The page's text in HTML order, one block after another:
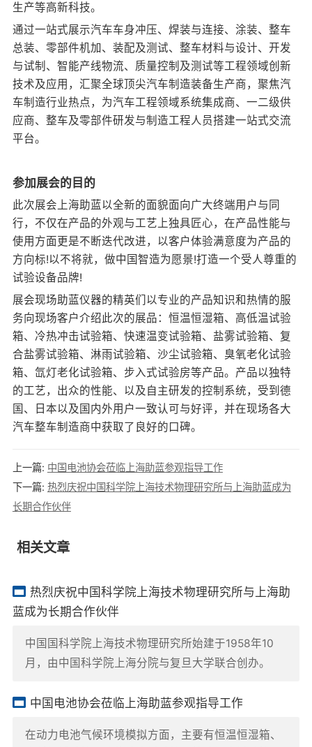
生产等高新科技。
通过一站式展示汽车车身冲压、焊装与连接、涂装、整车
总装、零部件机加、装配及测试、整车材料与设计、开发
与试制、智能产线物流、质量控制及测试等工程领域创新
技术及应用，汇聚全球顶尖汽车制造装备生产商，聚焦汽
车制造行业热点，为汽车工程领域系统集成商、一二级供
应商、整车及零部件研发与制造工程人员搭建一站式交流
平台。
参加展会的目的
此次展会上海助蓝以全新的面貌面向广大终端用户与同
行，不仅在产品的外观与工艺上独具匠心，在产品性能与
使用方面更是不断迭代改进，以客户体验满意度为产品的
方向标!以不将就，做中国智造为愿景!打造一个受人尊重的
试验设备品牌!
展会现场助蓝仪器的精英们以专业的产品知识和热情的服
务向现场客户介绍此次的展品： 恒温恒湿箱、 高低温试验
箱、 冷热冲击试验箱、 快速温变试验箱、 盐雾试验箱、复
合盐雾试验箱、淋雨试验箱、 沙尘试验箱、 臭氧老化试验
箱、 氙灯老化试验箱、 步入式试验房等产品。产品以独特
的工艺，出众的性能、以及自主研发的控制系统，受到德
国、日本以及国内外用户一致认可与好评，并在现场各大
汽车整车制造商中获取了良好的口碑。
上一篇: 中国电池协会莅临上海助蓝参观指导工作
下一篇: 热烈庆祝中国科学院上海技术物理研究所与上海助蓝成为
长期合作伙伴
相关文章
热烈庆祝中国科学院上海技术物理研究所与上海助
蓝成为长期合作伙伴
中国国科学院上海技术物理研究所始建于1958年10
月，由中国科学院上海分院与复旦大学联合创办。
中国电池协会莅临上海助蓝参观指导工作
在动力电池气候环境模拟方面，主要有恒温恒湿箱、